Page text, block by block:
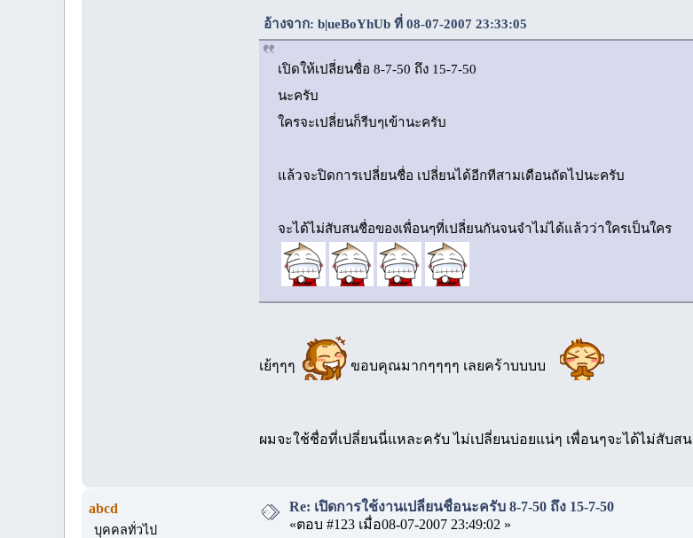
อ้างจาก: b|ueBoYhUb ที่ 08-07-2007 23:33:05
เปิดให้เปลี่ยนชื่อ 8-7-50 ถึง 15-7-50
นะครับ
ใครจะเปลี่ยนก็รีบๆเข้านะครับ
แล้วจะปิดการเปลี่ยนชื่อ เปลี่ยนได้อีกทีสามเดือนถัดไปนะครับ
จะได้ไม่สับสนชื่อของเพื่อนๆที่เปลี่ยนกันจนจำไม่ได้แล้วว่าใครเป็นใคร
เย้ๆๆๆ ขอบคุณมากๆๆๆๆ เลยคร้าบบบบ
ผมจะใช้ชื่อที่เปลี่ยนนี่แหละครับ ไม่เปลี่ยนบ่อยแน่ๆ เพื่อนๆจะได้ไม่สับสน
abcd
บุคคลทั่วไป
Re: เปิดการใช้งานเปลี่ยนชื่อนะครับ 8-7-50 ถึง 15-7-50
«ตอบ #123 เมื่อ08-07-2007 23:49:02 »